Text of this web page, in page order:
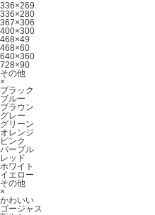
336×269
336×280
367×306
400×300
468×49
468×60
640×360
728×90
その他
×
ブラック
ブルー
ブラウン
グレー
グリーン
オレンジ
ピンク
パープル
レッド
ホワイト
イエロー
その他
×
かわいい
ゴージャス